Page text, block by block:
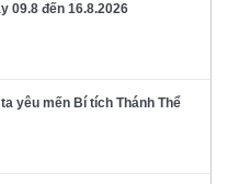
09.8 đến 16.8.2026
yêu mến Bí tích Thánh Thể